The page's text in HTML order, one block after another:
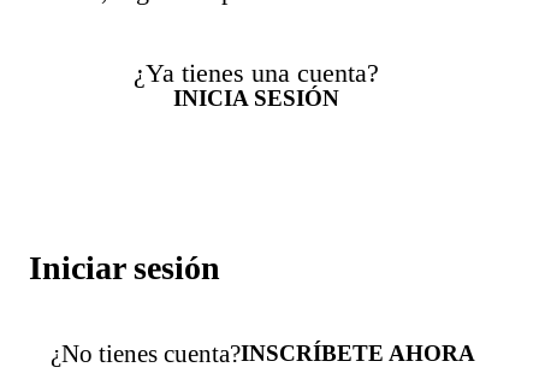
¿Ya tienes una cuenta?
INICIA SESIÓN
Iniciar sesión
¿No tienes cuenta?INSCRÍBETE AHORA